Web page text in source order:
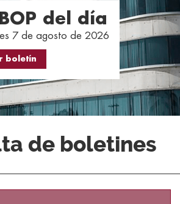
BOP del día
7 de agosto de 2026
boletín
de boletines